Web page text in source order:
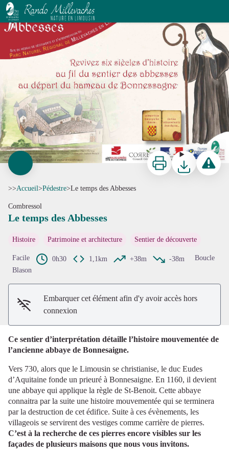
Le temps des Abbesses
ImprimerTéléchargerSignaler
>>Accueil>Pédestre>Le temps des Abbesses
Combressol
Le temps des Abbesses
Histoire Patrimoine et architecture Sentier de découverte
Facile 0h30 1,1km +38m -38m
Boucle
Blason
Embarquer cet élément afin d'y avoir accès hors
connexion
Ce sentier d’interprétation détaille l’histoire mouvementée de
l’ancienne abbaye de Bonnesaigne.
Vers 730, alors que le Limousin se christianise, le duc Eudes
d’Aquitaine fonde un prieuré à Bonnesaigne. En 1160, il devient
une abbaye qui applique la règle de St-Benoit. Cette abbaye
connaitra par la suite une histoire mouvementée qui se terminera
par la destruction de cet édifice. Suite à ces évènements, les
villageois se servirent des vestiges comme carrière de pierres.
C’est à la recherche de ces pierres encore visibles sur les
façades de plusieurs maisons que nous vous invitons.